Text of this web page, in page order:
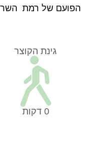
הפועם של רמת
גינת הקוצר
0 דקות